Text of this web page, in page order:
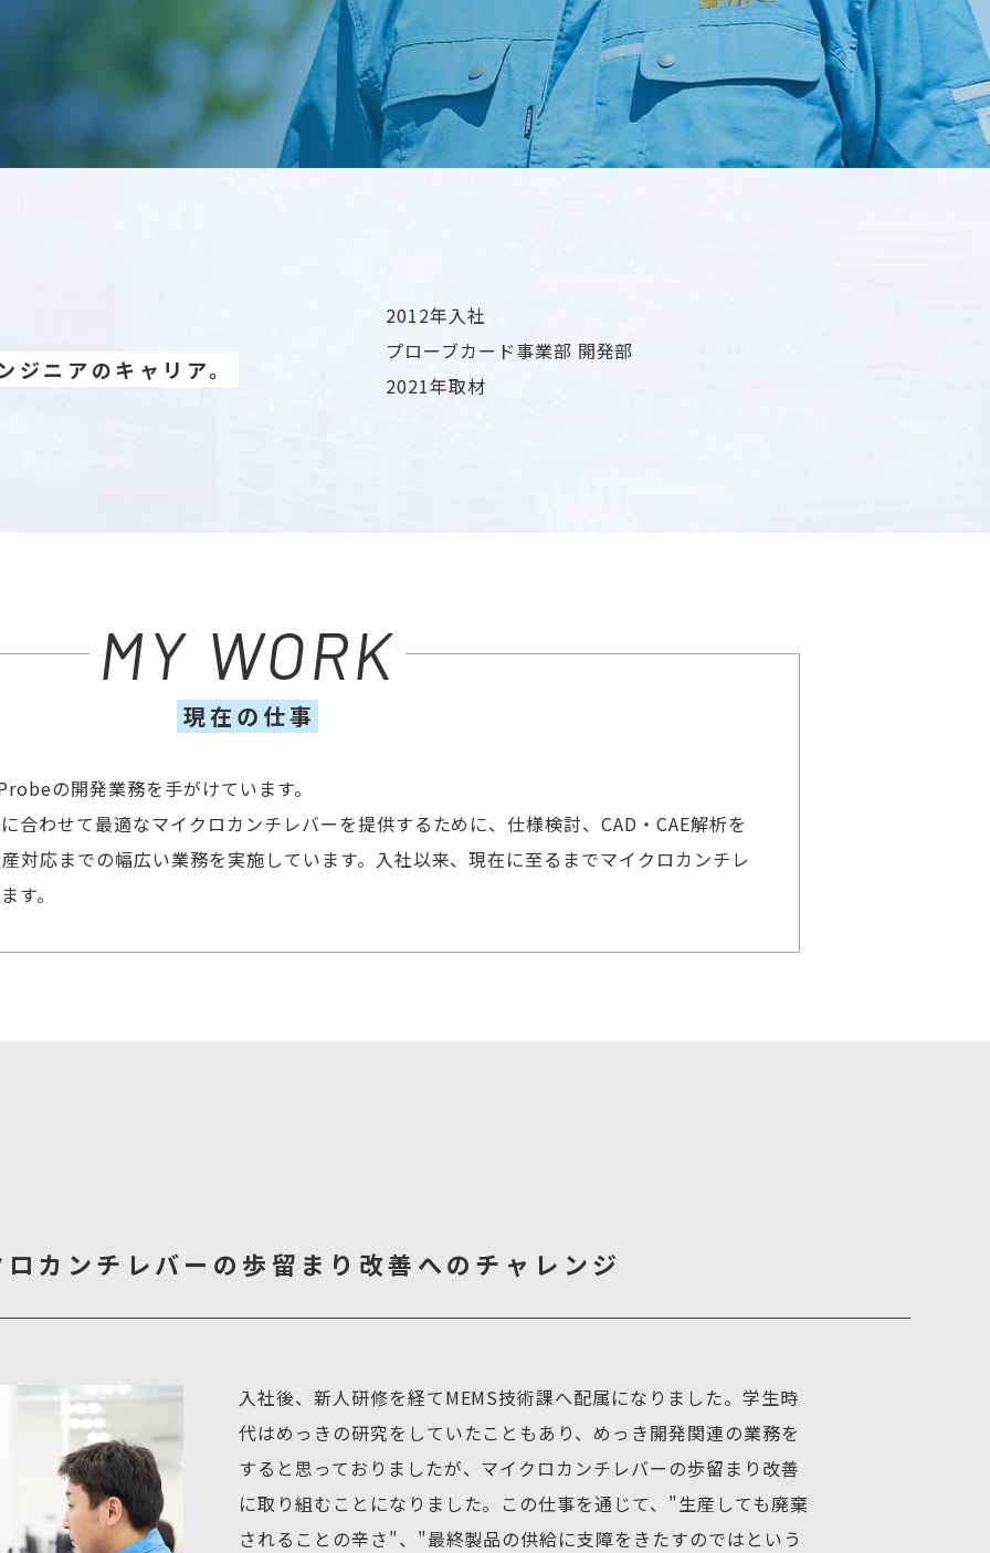
2012年入社
プローブカード事業部 開発部
2021年取材
ジニアのキャリア。
MY WORK
現在の仕事
の開発業務を手がけています。
合わせて最適なマイクロカンチレバーを提供するために、仕様検討、CAD・CAE解析を
対応までの幅広い業務を実施しています。入社以来、現在に至るまでマイクロカンチレ
す。
カンチレバーの 歩留まり改善へのチャレンジ
入社後、新人研修を経てMEMS技術課へ配属になりました。学生時
代はめっきの研究をしていたこともあり、めっき開発関連の業務を
すると思っておりましたが、マイクロカンチレバーの歩留まり改善
に取り組むことになりました。この仕事を通じて、"生産しても廃棄
されることの辛さ"、"最終製品の供給に支障をきたすのではという